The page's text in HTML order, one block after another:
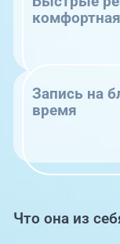
Запись на
время
Что она из